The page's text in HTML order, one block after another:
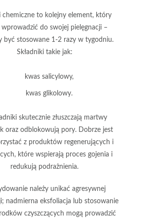
chemiczneto kolejny element, który
do swojej pielęgnacji –
być stosowane 1-2 razy w tygodniu.
Składniki takie jak:
kwas salicylowy,
kwas glikolowy.
skutecznie złuszczają martwy
oraz odblokowują pory. Dobrze jest
z produktów regenerujących i
które wspierają proces gojenia i
redukują podrażnienia.
należy unikać agresywnej
; nadmierna eksfoliacja lub stosowanie
czyszczących mogą prowadzić